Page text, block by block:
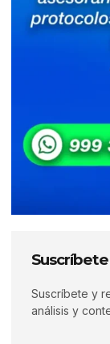
Suscríbete y
análisis y